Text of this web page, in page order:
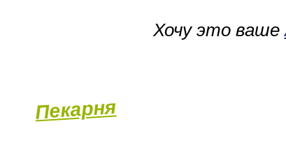
Хочу это ваше
Пекарня